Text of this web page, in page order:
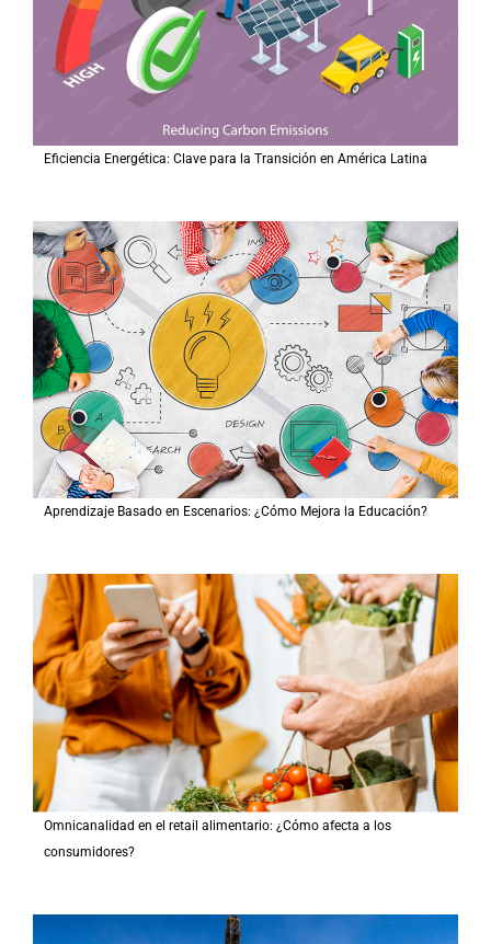
Eficiencia Energética: Clave para la Transición en América Latina
Aprendizaje Basado en Escenarios: ¿Cómo Mejora la Educación?
Omnicanalidad en el retail alimentario: ¿Cómo afecta a los
consumidores?